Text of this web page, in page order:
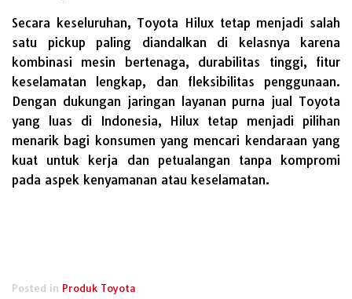
Secara keseluruhan, Toyota Hilux tetap menjadi salah
satu pickup paling diandalkan di kelasnya karena
kombinasi mesin bertenaga, durabilitas tinggi, fitur
keselamatan lengkap, dan fleksibilitas penggunaan.
Dengan dukungan jaringan layanan purna jual Toyota
yang luas di Indonesia, Hilux tetap menjadi pilihan
menarik bagi konsumen yang mencari kendaraan yang
kuat untuk kerja dan petualangan tanpa kompromi
pada aspek kenyamanan atau keselamatan.
Posted in Produk Toyota